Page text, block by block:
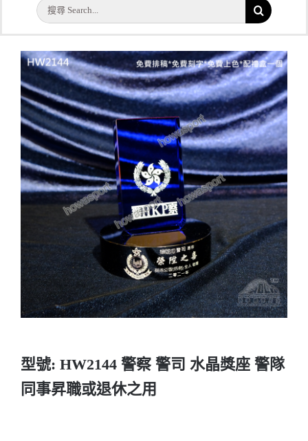
首頁
公司簡介
一天快取
實用系列
水晶獎座
金箔畫
意大利獎盃
旗座/旗桿
獎盃
搜
索
果：
主頁 / 型號: HW2144 警察 警司 水晶獎座 警隊同事昇職或退休之用
型號: HW2144 警察 警司 水晶獎座 警隊
同事昇職或退休之用